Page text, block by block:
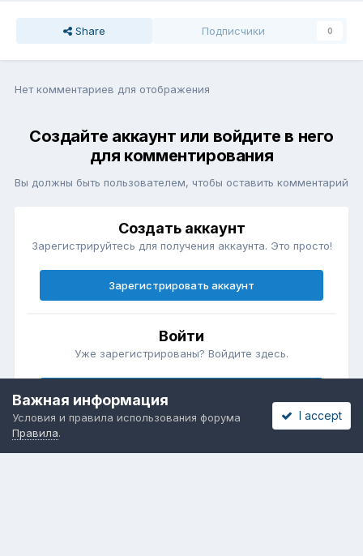
Share Подписчики 0
Нет комментариев для отображения
Создайте аккаунт или войдите в него
для комментирования
Вы должны быть пользователем, чтобы оставить комментарий
Создать аккаунт
Зарегистрируйтесь для получения аккаунта. Это просто!
Зарегистрировать аккаунт
Войти
Уже зарегистрированы? Войдите здесь.
Важная информация
Условия и правила использования форума
Правила.
I accept